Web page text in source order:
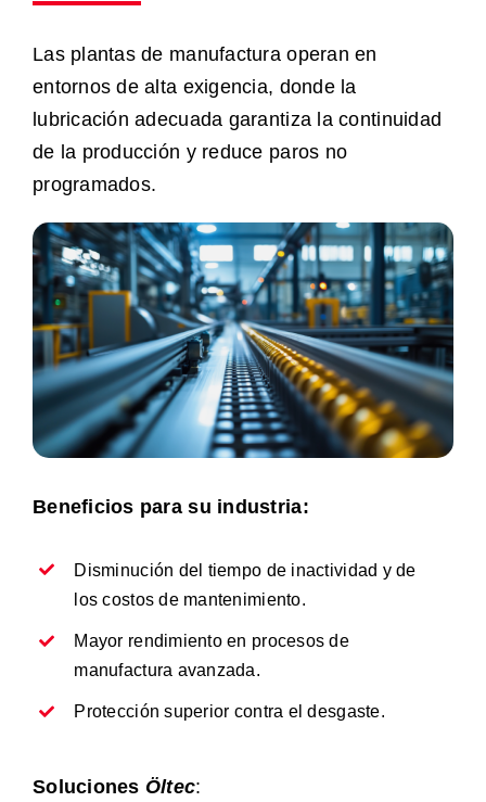
Las plantas de manufactura operan en
entornos de alta exigencia, donde la
lubricación adecuada garantiza la continuidad
de la producción y reduce paros no
programados.
Beneficios para su industria:
Disminución del tiempo de inactividad y de
los costos de mantenimiento.
Mayor rendimiento en procesos de
manufactura avanzada.
Protección superior contra el desgaste.
Soluciones Öltec: